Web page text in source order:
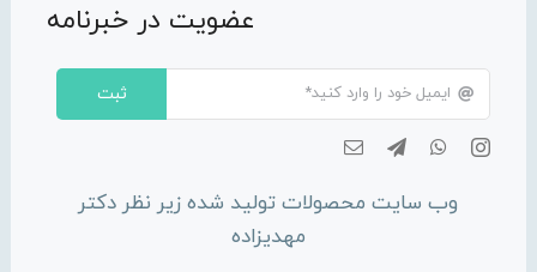
عضویت در خبرنامه
ثبت
وب سایت محصولات تولید شده زیر نظر دکتر
مهدیزاده